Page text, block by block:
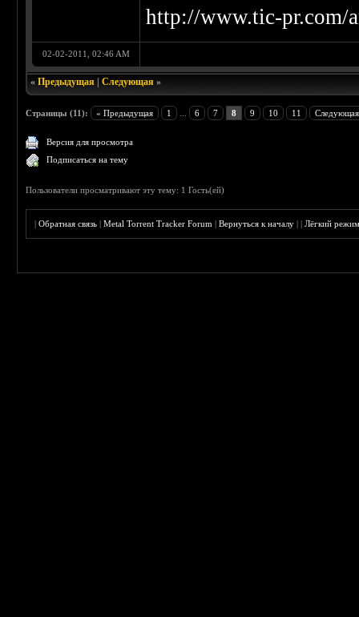
http://www.tic-pr.com/
02-02-2011, 02:46 AM
«Предыдущая |Следующая »
Страницы (11): « Предыдущая 1 6 7 8 9 10 11
Версия для просмотра
Подписаться на тему
Пользователи просматривают эту тему: 1 Гость(ей)
|Обратная связь |Metal Torrent Tracker Forum |Вернуться к началу ||Лёгкий